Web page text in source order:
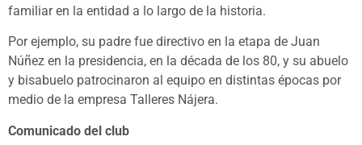
familiar en la entidad a lo largo de la historia.
Por ejemplo, su padre fue directivo en la etapa de Juan
Núñez en la presidencia, en la década de los 80, y su abuelo
y bisabuelo patrocinaron al equipo en distintas épocas por
medio de la empresa Talleres Nájera.
Comunicado del club